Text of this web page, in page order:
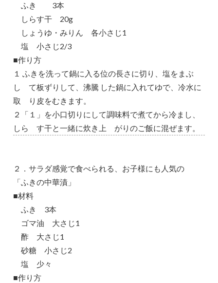
ふき 3本
しらす干 20g
しょうゆ・みりん 各小さじ1
塩 小さじ2/3
■作り方
１ ふきを洗って鍋に入る位の長さに切り、塩をまぶ
し て板ずりして、沸騰 した鍋に入れてゆで、冷水に
取 り皮をむきます。
２「１」を小口切りにして調味料で煮てから冷まし、
しら す干と一緒に炊き上 がりのご飯に混ぜます。
２．サラダ感覚で食べられる、お子様にも人気の
「ふきの中華漬」
■材料
ふき 3本
ゴマ油 大さじ1
酢 大さじ1
砂糖 小さじ2
塩 少々
■作り方